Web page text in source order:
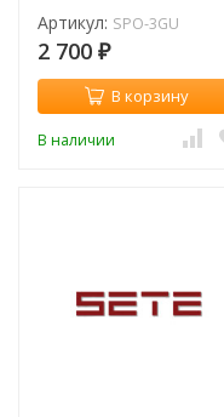
Артикул: SPO-3GU
2 700 ₽
В корзину
В наличии